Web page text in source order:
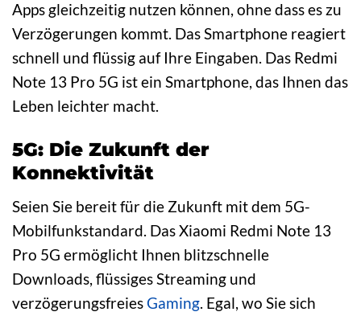
Apps gleichzeitig nutzen können, ohne dass es zu
Verzögerungen kommt. Das Smartphone reagiert
schnell und flüssig auf Ihre Eingaben. Das Redmi
Note 13 Pro 5G ist ein Smartphone, das Ihnen das
Leben leichter macht.
5G: Die Zukunft der
Konnektivität
Seien Sie bereit für die Zukunft mit dem 5G-
Mobilfunkstandard. Das Xiaomi Redmi Note 13
Pro 5G ermöglicht Ihnen blitzschnelle
Downloads, flüssiges Streaming und
verzögerungsfreiesGaming. Egal, wo Sie sich